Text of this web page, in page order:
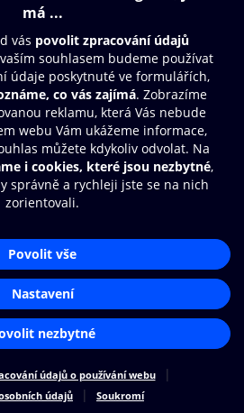
Aplikace O2 Knihovna
Čti a poslouchej své e-knihy a
audioknihy rychleji a pohodlněji.